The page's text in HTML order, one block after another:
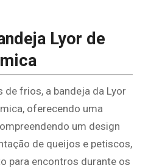
Lyor de
de frios, a bandeja da Lyor
oferecendo uma
um design
de queijos e petiscos,
para encontros durante os